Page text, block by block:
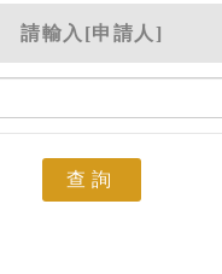
請輸入[申請人]
查詢